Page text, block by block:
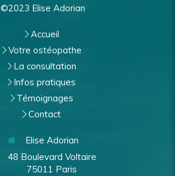
©2023 Elise Adorian
Accueil
Votre ostéopathe
La consultation
Infos pratiques
Témoignages
Contact
Elise Adorian
48 Boulevard Voltaire
75011 Paris